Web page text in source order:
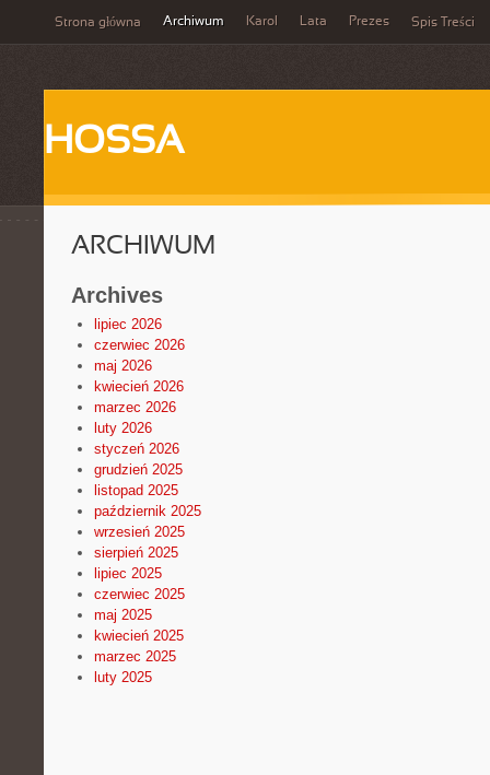
Strona główna Archiwum Karol Lata Prezes Spis Treści
HOSSA
ARCHIWUM
Archives
lipiec 2026
czerwiec 2026
maj 2026
kwiecień 2026
marzec 2026
luty 2026
styczeń 2026
grudzień 2025
listopad 2025
październik 2025
wrzesień 2025
sierpień 2025
lipiec 2025
czerwiec 2025
maj 2025
kwiecień 2025
marzec 2025
luty 2025